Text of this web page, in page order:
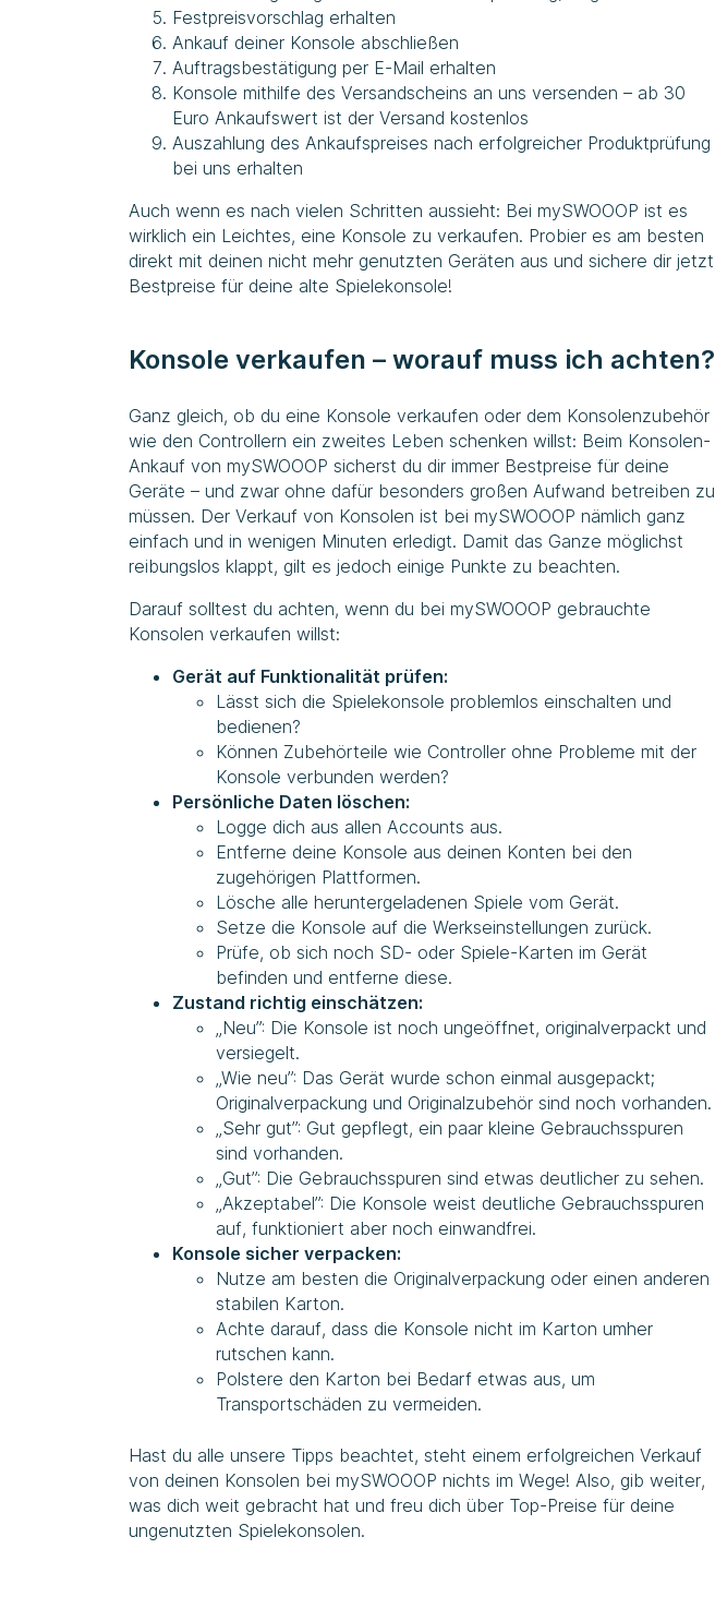
Festpreisvorschlag erhalten
Ankauf deiner Konsole abschließen
Auftragsbestätigung per E-Mail erhalten
Konsole mithilfe des Versandscheins an uns versenden – ab 30
Euro Ankaufswert ist der Versand kostenlos
Auszahlung des Ankaufspreises nach erfolgreicher Produktprüfung
bei uns erhalten
Auch wenn es nach vielen Schritten aussieht: Bei mySWOOOP ist es
wirklich ein Leichtes, eine Konsole zu verkaufen. Probier es am besten
direkt mit deinen nicht mehr genutzten Geräten aus und sichere dir jetzt
Bestpreise für deine alte Spielekonsole!
Konsole verkaufen – worauf muss ich achten?
Ganz gleich, ob du eine Konsole verkaufen oder dem Konsolenzubehör
wie den Controllern ein zweites Leben schenken willst: Beim Konsolen-
Ankauf von mySWOOOP sicherst du dir immer Bestpreise für deine
Geräte – und zwar ohne dafür besonders großen Aufwand betreiben zu
müssen. Der Verkauf von Konsolen ist bei mySWOOOP nämlich ganz
einfach und in wenigen Minuten erledigt. Damit das Ganze möglichst
reibungslos klappt, gilt es jedoch einige Punkte zu beachten.
Darauf solltest du achten, wenn du bei mySWOOOP gebrauchte
Konsolen verkaufen willst:
Gerät auf Funktionalität prüfen:
Lässt sich die Spielekonsole problemlos einschalten und
bedienen?
Können Zubehörteile wie Controller ohne Probleme mit der
Konsole verbunden werden?
Persönliche Daten löschen:
Logge dich aus allen Accounts aus.
Entferne deine Konsole aus deinen Konten bei den
zugehörigen Plattformen.
Lösche alle heruntergeladenen Spiele vom Gerät.
Setze die Konsole auf die Werkseinstellungen zurück.
Prüfe, ob sich noch SD- oder Spiele-Karten im Gerät
befinden und entferne diese.
Zustand richtig einschätzen:
„Neu”: Die Konsole ist noch ungeöffnet, originalverpackt und
versiegelt.
„Wie neu”: Das Gerät wurde schon einmal ausgepackt;
Originalverpackung und Originalzubehör sind noch vorhanden.
„Sehr gut”: Gut gepflegt, ein paar kleine Gebrauchsspuren
sind vorhanden.
„Gut”: Die Gebrauchsspuren sind etwas deutlicher zu sehen.
„Akzeptabel”: Die Konsole weist deutliche Gebrauchsspuren
auf, funktioniert aber noch einwandfrei.
Konsole sicher verpacken:
Nutze am besten die Originalverpackung oder einen anderen
stabilen Karton.
Achte darauf, dass die Konsole nicht im Karton umher
rutschen kann.
Polstere den Karton bei Bedarf etwas aus, um
Transportschäden zu vermeiden.
Hast du alle unsere Tipps beachtet, steht einem erfolgreichen Verkauf
von deinen Konsolen bei mySWOOOP nichts im Wege! Also, gib weiter,
was dich weit gebracht hat und freu dich über Top-Preise für deine
ungenutzten Spielekonsolen.